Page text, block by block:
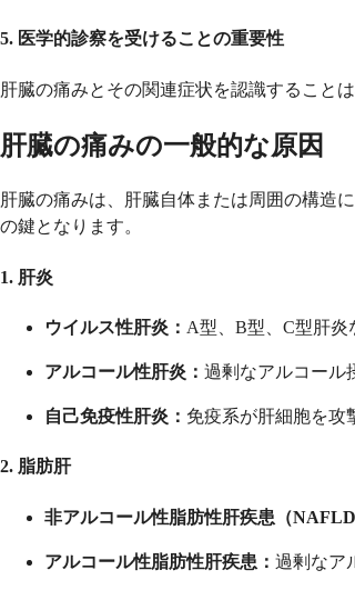
5. 医学的診察を受けることの重要性
肝臓の痛みとその関連症状を認識すること
肝臓の痛みの一般的な原因
肝臓の痛みは、肝臓自体または周囲の構造
の鍵となります。
1. 肝炎
ウイルス性肝炎： A型、B型、C型肝炎
アルコール性肝炎： 過剰なアルコール
自己免疫性肝炎： 免疫系が肝細胞を攻
2. 脂肪肝
非アルコール性脂肪性肝疾患（NAFLD
アルコール性脂肪性肝疾患： 過剰なア